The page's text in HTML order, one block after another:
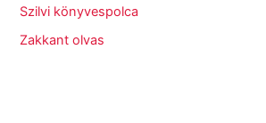
Szilvi könyvespolca
Zakkant olvas